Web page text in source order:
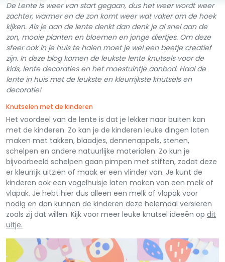
De Lente is weer van start gegaan, dus het weer wordt weer
zachter, warmer en de zon komt weer wat vaker om de hoek
kijken. Als je aan de lente denkt dan denk je al snel aan de
zon, mooie planten en bloemen en jonge diertjes. Om deze
sfeer ook in je huis te halen moet je wel een beetje creatief
zijn. In deze blog komen de leukste lente knutsels voor de
kids, lente decoraties en het moestuintje aanbod. Haal de
lente in huis met de leukste en kleurrijkste knutsels en
decoratie!
Knutselen met de kinderen
Het voordeel van de lente is dat je lekker naar buiten kan
met de kinderen. Zo kan je de kinderen leuke dingen laten
maken met takken, blaadjes, dennenappels, stenen,
schelpen en andere natuurlijke materialen. Zo kun je
bijvoorbeeld schelpen gaan pimpen met stiften, zodat deze
er kleurrijk uitzien of maak er een vlinder van. Je kunt de
kinderen ook een vogelhuisje laten maken van een melk of
vlapak. Je hebt hier dus alleen een melk of vlapak voor
nodig en dan kunnen de kinderen deze helemaal versieren
zoals zij dat willen. Kijk voor meer leuke knutsel ideeën op dit
uitje.